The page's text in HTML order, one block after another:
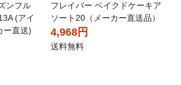
ンフル
(アイ
ー直送)
フレイバー ベイクドケーキア
ソート20（メーカー直送品）
4,968円
送料無料